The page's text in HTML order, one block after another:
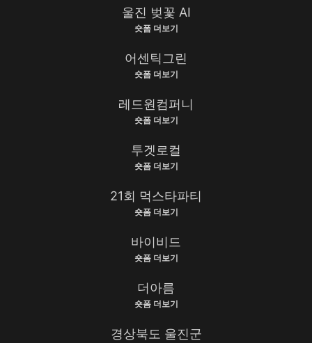
울진 벚꽃 AI
숏폼 더보기
어센틱그린
숏폼 더보기
레드원컴퍼니
숏폼 더보기
투겟로컬
숏폼 더보기
21회 먹스타파티
숏폼 더보기
바이비드
숏폼 더보기
더아름
숏폼 더보기
경상북도 울진군